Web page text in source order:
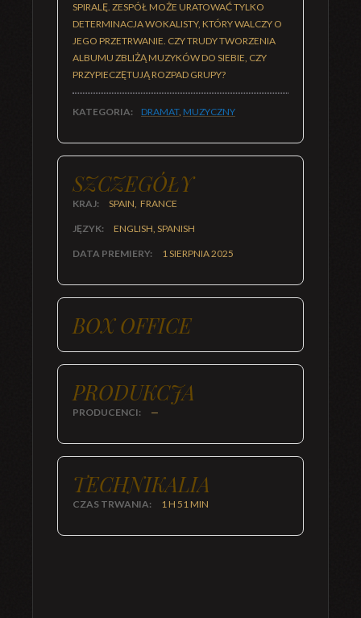
SPIRALĘ. ZESPÓŁ MOŻE URATOWAĆ TYLKO
DETERMINACJA WOKALISTY, KTÓRY WALCZY O
JEGO PRZETRWANIE. CZY TRUDY TWORZENIA
ALBUMU ZBLIŻĄ MUZYKÓW DO SIEBIE, CZY
PRZYPIECZĘTUJĄ ROZPAD GRUPY?
KATEGORIA: DRAMAT, MUZYCZNY
SZCZEGÓŁY
KRAJ: SPAIN, FRANCE
JĘZYK: ENGLISH, SPANISH
DATA PREMIERY: 1 SIERPNIA 2025
BOX OFFICE
PRODUKCJA
PRODUCENCI: —
TECHNIKALIA
CZAS TRWANIA: 1 H 51 MIN